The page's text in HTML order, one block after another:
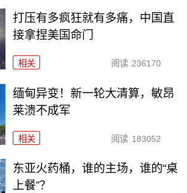
打压有多疯狂就有多痛，中国直
接拿捏美国命门
相关 阅读 236170
缅甸异变！新一轮大清算，敏昂
莱溃不成军
相关 阅读 183052
东亚火药桶，谁的主场，谁的“桌
上餐”？